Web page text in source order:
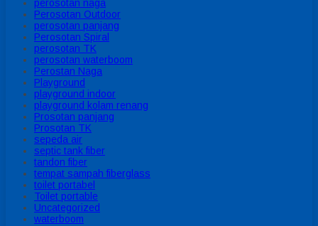
perosotan naga
Perosotan Outdoor
perosotan panjang
Perosotan Spiral
perosotan TK
perosotan waterboom
Perostan Naga
Playground
playground indoor
playground kolam renang
Prosotan panjang
Prosotan TK
sepeda air
septic tank fiber
tandon fiber
tempat sampah fiberglass
toilet portabel
Toilet portable
Uncategorized
waterboom